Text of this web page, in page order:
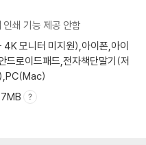
의 점수는 평소보다 형편없이 떨
하는 순간 '흑인들은 머리가 나
다. 지능은 결코 고정된 것이 아
느냐에 달린 문제다.
존을 책임지고 있는 아미그달라
다 / 장점만 바라보면 장점이 점
은 들리지 않는다 / 남 탓은 스스
쇄 기능 제공 안함
모니터 미지원),아이폰,아이
드로이드패드,전자책단말기(저